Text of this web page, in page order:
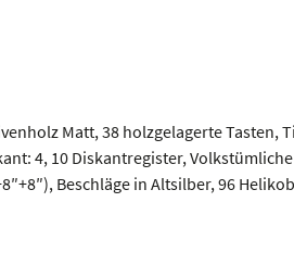
Matt, 38 holzgelagerte Tasten,
4, 10 Diskantregister,
Beschläge in Altsilber, 96